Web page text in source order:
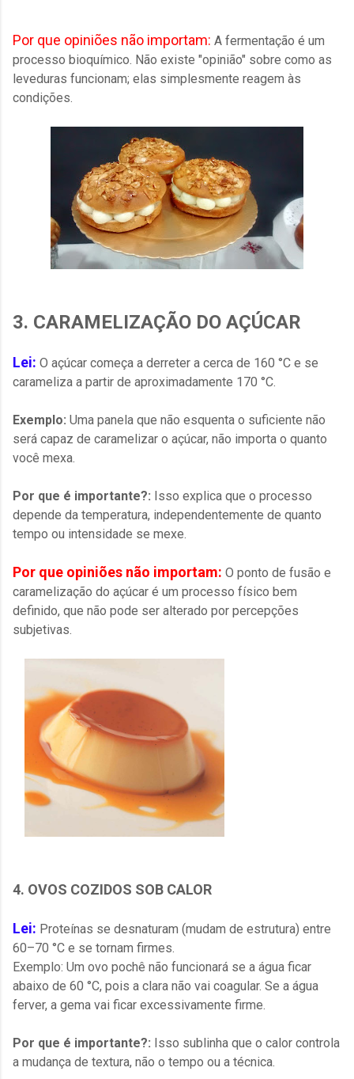
Por que opiniões não importam: A fermentação é um
processo bioquímico. Não existe "opinião" sobre como as
leveduras funcionam; elas simplesmente reagem às
condições.
3. CARAMELIZAÇÃO DO AÇÚCAR
Lei: O açúcar começa a derreter a cerca de 160 °C e se
carameliza a partir de aproximadamente 170 °C.
Exemplo: Uma panela que não esquenta o suficiente não
será capaz de caramelizar o açúcar, não importa o quanto
você mexa.
Por que é importante?: Isso explica que o processo
depende da temperatura, independentemente de quanto
tempo ou intensidade se mexe.
Por que opiniões não importam: O ponto de fusão e
caramelização do açúcar é um processo físico bem
definido, que não pode ser alterado por percepções
subjetivas.
4. OVOS COZIDOS SOB CALOR
Lei: Proteínas se desnaturam (mudam de estrutura) entre
60–70 °C e se tornam firmes.
Exemplo: Um ovo pochê não funcionará se a água ficar
abaixo de 60 °C, pois a clara não vai coagular. Se a água
ferver, a gema vai ficar excessivamente firme.
Por que é importante?: Isso sublinha que o calor controla
a mudança de textura, não o tempo ou a técnica.